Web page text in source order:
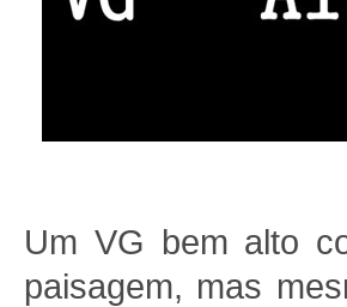
Um VG bem alto
paisagem, mas